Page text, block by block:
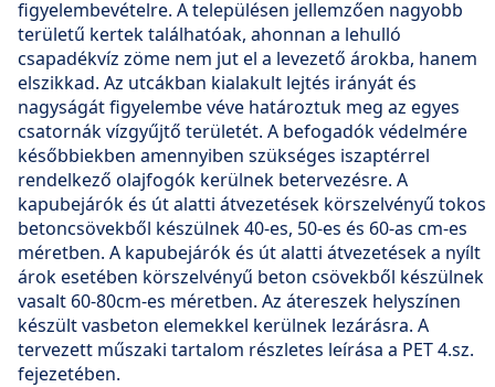
figyelembevételre. A településen jellemzően nagyobb
területű kertek találhatóak, ahonnan a lehulló
csapadékvíz zöme nem jut el a levezető árokba, hanem
elszikkad. Az utcákban kialakult lejtés irányát és
nagyságát figyelembe véve határoztuk meg az egyes
csatornák vízgyűjtő területét. A befogadók védelmére
későbbiekben amennyiben szükséges iszaptérrel
rendelkező olajfogók kerülnek betervezésre. A
kapubejárók és út alatti átvezetések körszelvényű tokos
betoncsövekből készülnek 40-es, 50-es és 60-as cm-es
méretben. A kapubejárók és út alatti átvezetések a nyílt
árok esetében körszelvényű beton csövekből készülnek
vasalt 60-80cm-es méretben. Az átereszek helyszínen
készült vasbeton elemekkel kerülnek lezárásra. A
tervezett műszaki tartalom részletes leírása a PET 4.sz.
fejezetében.